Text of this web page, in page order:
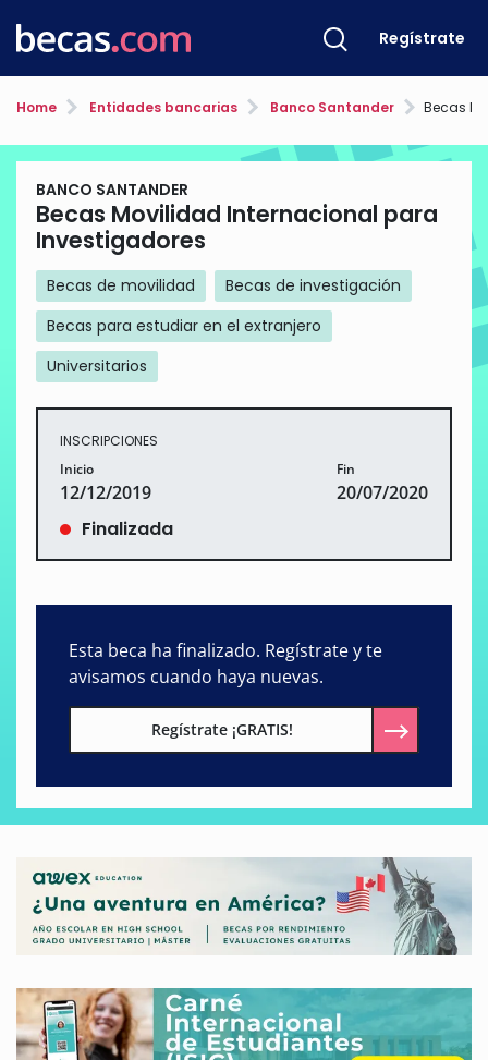
Regístrate
Home Entidades bancarias Banco Santander Becas
BANCO SANTANDER
Becas Movilidad Internacional para
Investigadores
Becas de movilidad
Becas de investigación
Becas para estudiar en el extranjero
Universitarios
INSCRIPCIONES
Inicio
12/12/2019
Fin
20/07/2020
Finalizada
Esta beca ha finalizado. Regístrate y te
avisamos cuando haya nuevas.
Regístrate ¡GRATIS!